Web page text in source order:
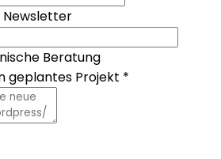
Newsletter
Beratung
geplantes Projekt *